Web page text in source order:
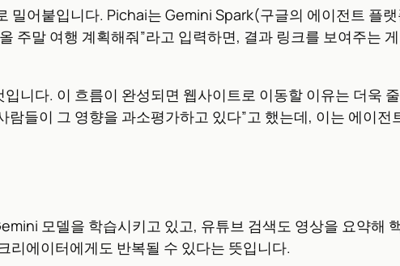
어붙입니다. Pichai는 Gemini Spark(구글의 에이전트 플
주말 여행 계획해줘”라고 입력하면, 결과 링크를 보여주는
입니다. 이 흐름이 완성되면 웹사이트로 이동할 이유는 더욱
들이 그 영향을 과소평가하고 있다”고 했는데, 이는 에이전
모델을 학습시키고 있고, 유튜브 검색도 영상을 요약해
리에이터에게도 반복될 수 있다는 뜻입니다.